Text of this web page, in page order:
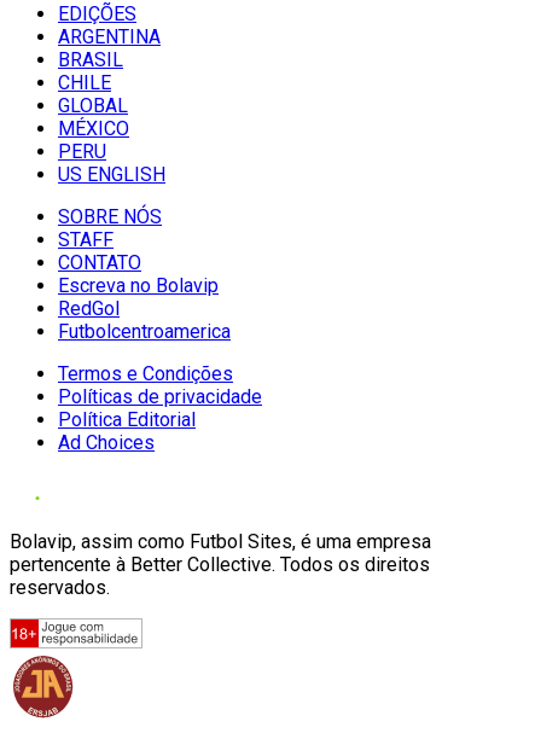
EDIÇÕES
ARGENTINA
BRASIL
CHILE
GLOBAL
MÉXICO
PERU
US ENGLISH
SOBRE NÓS
STAFF
CONTATO
Escreva no Bolavip
RedGol
Futbolcentroamerica
Termos e Condições
Políticas de privacidade
Política Editorial
Ad Choices
Bolavip, assim como Futbol Sites, é uma empresa
pertencente à Better Collective. Todos os direitos
reservados.